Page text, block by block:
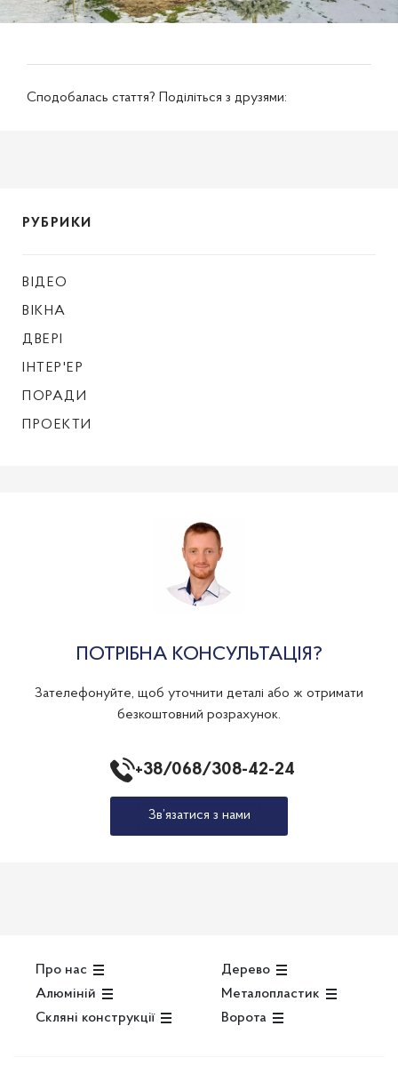
Сподобалась стаття? Поділіться з друзями:
РУБРИКИ
ВІДЕО
ВІКНА
ДВЕРІ
ІНТЕР'ЕР
ПОРАДИ
ПРОЕКТИ
ПОТРІБНА КОНСУЛЬТАЦІЯ?
Зателефонуйте, щоб уточнити деталі або ж отримати
безкоштовний розрахунок.
+38/068/308-42-24
Зв’язатися з нами
Про нас
Дерево
Алюміній
Металопластик
Скляні конструкції
Ворота